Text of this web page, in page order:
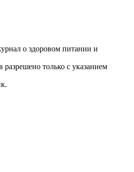
о здоровом питании и
только с указанием